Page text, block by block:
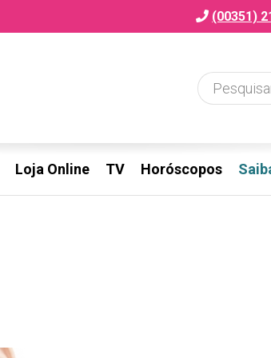
(00351)
Loja Online TV Horóscopos